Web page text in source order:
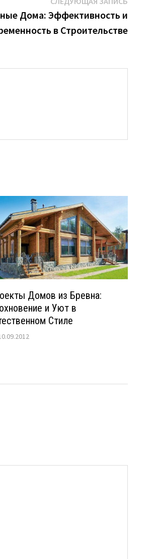
запись:
Дома: Эффективность и
в Строительстве
Домов из Бревна:
и Уют в
Стиле